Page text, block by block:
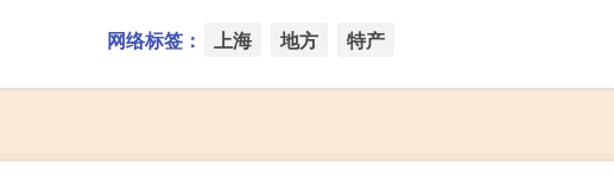
网络标签： 上海 地方 特产